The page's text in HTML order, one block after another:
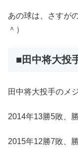
あの球は、さすが
＾）
■田中将大投
田中将大投手のメ
2014年13勝5敗、
2015年12勝7敗、